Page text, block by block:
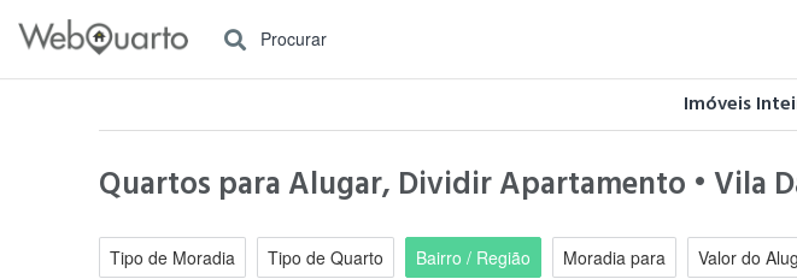
Procurar
Imóveis
Quartos para Alugar, Dividir Apartamento • Vila
Tipo de Moradia Tipo de Quarto Bairro / Região Moradia para Valor do